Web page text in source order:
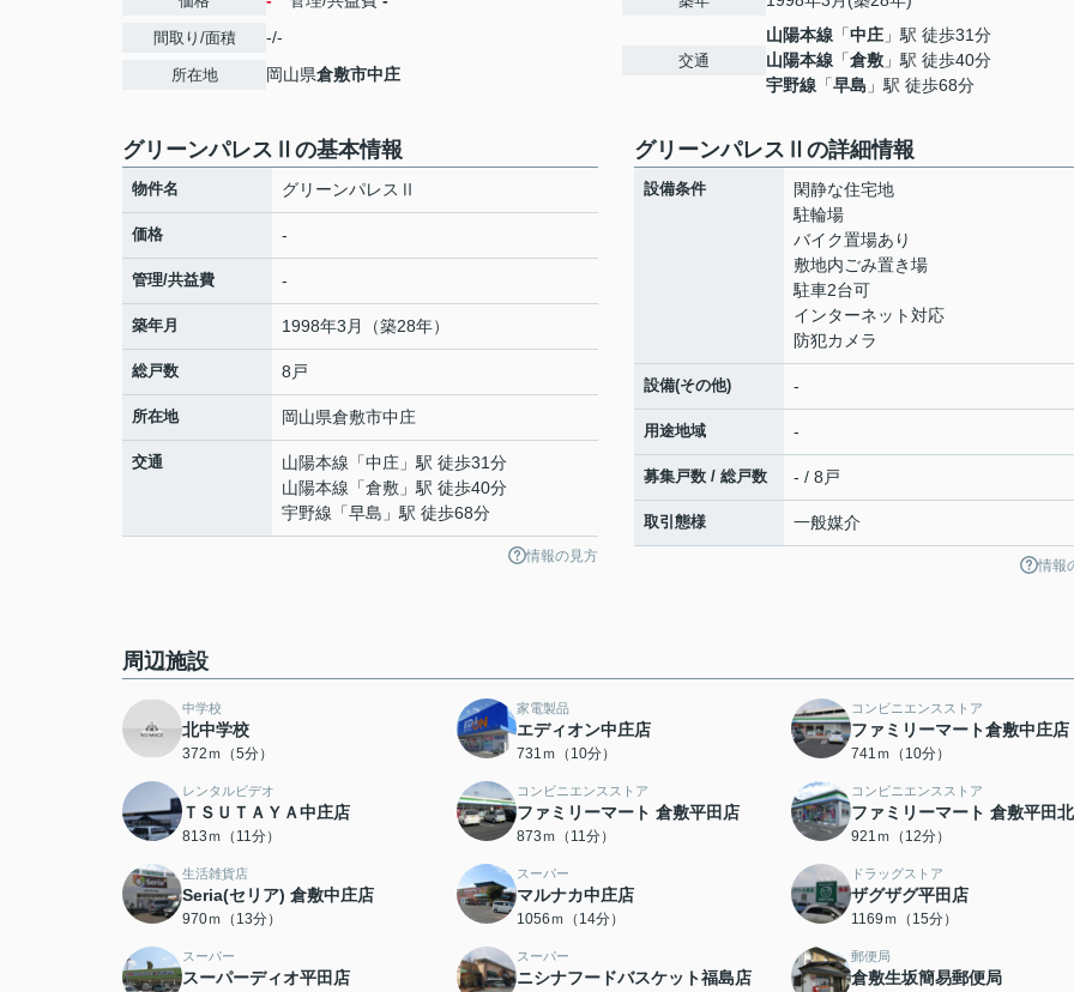
間取り/面積 -/-
所在地 岡山県倉敷市中庄
交通
山陽本線 「中庄 」駅 徒歩31分
山陽本線 「倉敷 」駅 徒歩40分
宇野線 「早島 」駅 徒歩68分
グリーンパレスⅡの基本情報
物件名 グリーンパレスⅡ
価格 -
管理/共益費 -
築年月 1998年3月（築28年）
総戸数 8戸
所在地 岡山県倉敷市中庄
交通 山陽本線 「中庄 」駅 徒歩31分
山陽本線 「倉敷 」駅 徒歩40分
宇野線 「早島 」駅 徒歩68分
情報の見方
グリーンパレスⅡの詳細情報
設備条件
閑静な住宅地
駐輪場
バイク置場あり
敷地内ごみ置き場
駐車2台可
インターネット対応
防犯カメラ
設備(その他) -
用途地域 -
募集戸数 / 総戸数 - / 8戸
取引態様 一般媒介
情報
周辺施設
中学校
北中学校
372ｍ（5分）
家電製品
エディオン中庄店
731ｍ（10分）
コンビニエンスストア
ファミリーマート倉敷中庄店
741ｍ（10分）
レンタルビデオ
ＴＳＵＴＡＹＡ中庄店
813ｍ（11分）
コンビニエンスストア
ファミリーマート 倉敷平田店
873ｍ（11分）
コンビニエンスストア
ファミリーマート 倉敷平田
921ｍ（12分）
生活雑貨店
Seria(セリア) 倉敷中庄店
970ｍ（13分）
スーパー
マルナカ中庄店
1056ｍ（14分）
ドラッグストア
ザグザグ平田店
1169ｍ（15分）
スーパー
スーパーディオ平田店
スーパー
ニシナフードバスケット福島店
郵便局
倉敷生坂簡易郵便局